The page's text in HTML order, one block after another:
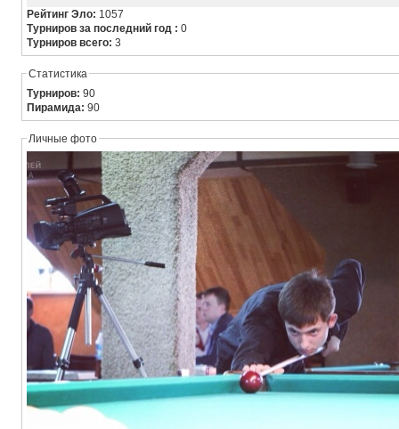
Рейтинг Эло: 1057
Турниров за последний год :0
Турниров всего:3
Статистика
Турниров:90
Пирамида:90
Личные фото